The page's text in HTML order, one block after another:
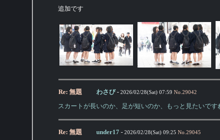
追加です
Re: 無題 わさび- 2026/02/28(Sat) 07:59 No. 29042
スカートが長いのか、足が短いのか、もっと見たいです
Re: 無題 under17 - 2026/02/28(Sat) 09:25 No. 29045